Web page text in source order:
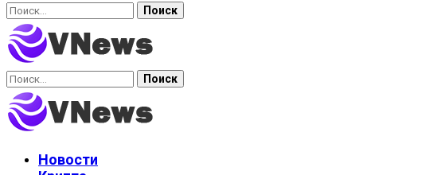
Найти:
Найти:
Новости